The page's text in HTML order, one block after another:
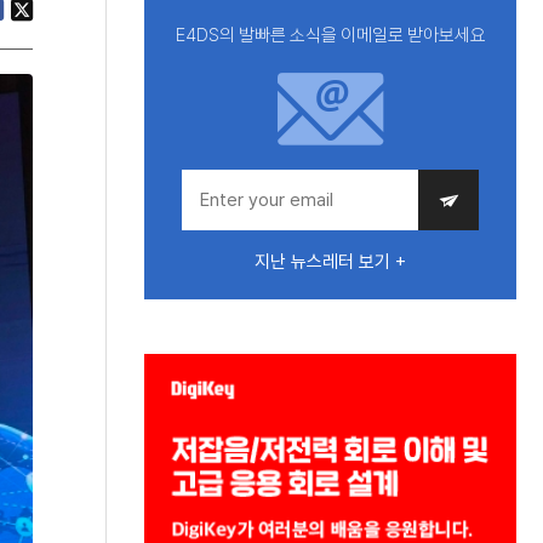
E4DS의 발빠른 소식을 이메일로 받아보세요
지난 뉴스레터 보기 +